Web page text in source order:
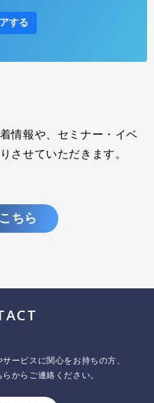
する
情報や、セミナー・イベ
させていただきます。
ちら
ービスに関心をお持ちの方、
からご連絡ください。